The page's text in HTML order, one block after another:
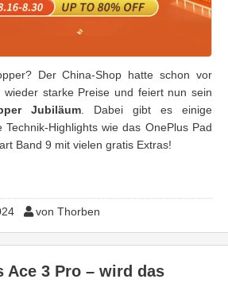
Der China-Shop hatte schon vor
starke Preise und feiert nun sein
Jubiläum . Dabei gibt es einige
Technik-Highlights wie das OnePlus Pad
Band 9 mit vielen gratis Extras!
von Thorben
Ace 3 Pro – wird das